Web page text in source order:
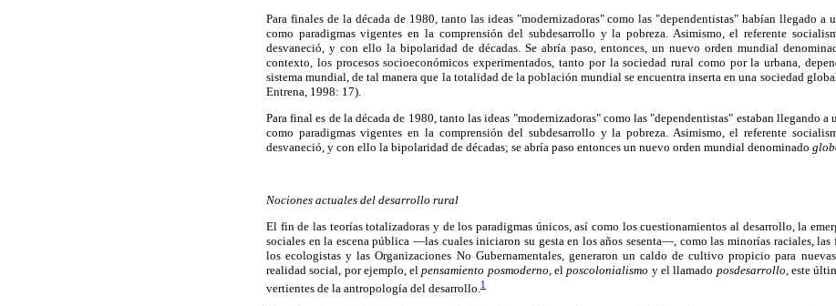
Para finales de la década de 1980, tanto las ideas "modernizadoras" como las "dependentistas" habían llegado a
como paradigmas vigentes en la comprensión del subdesarrollo y la pobreza. Asimismo, el referente
desvaneció, y con ello la bipolaridad de décadas. Se abría paso, entonces, un nuevo orden mundial
contexto, los procesos socioeconómicos experimentados, tanto por la sociedad rural como por la urbana,
sistema mundial, de tal manera que la totalidad de la población mundial se encuentra inserta en una sociedad
Entrena, 1998: 17).
Para final es de la década de 1980, tanto las ideas "modernizadoras" como las "dependentistas" estaban llegando a
como paradigmas vigentes en la comprensión del subdesarrollo y la pobreza. Asimismo, el referente
desvaneció, y con ello la bipolaridad de décadas; se abría paso entonces un nuevo orden mundial denominado
Nociones actuales del desarrollo rural
El fin de las teorías totalizadoras y de los paradigmas únicos, así como los cuestionamientos al desarrollo, la
sociales en la escena pública —las cuales iniciaron su gesta en los años sesenta—, como las minorías raciales, las
los ecologistas y las Organizaciones No Gubernamentales, generaron un caldo de cultivo propicio para
realidad social, por ejemplo, elpensamiento posmoderno,elposcolonialismo y el llamado posdesarrollo,este
vertientes de la antropología del desarrollo. 1